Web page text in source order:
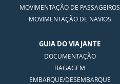
MOVIMENTAÇÃO DE PASSAGEIROS
MOVIMENTAÇÃO DE NAVIOS
GUIA DO VIAJANTE
DOCUMENTAÇÃO
BAGAGEM
EMBARQUE/DESEMBARQUE